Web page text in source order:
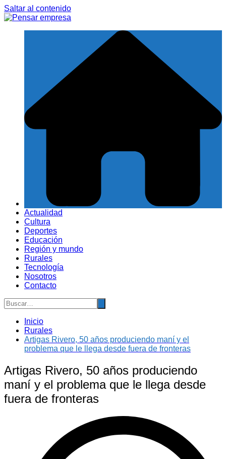
Saltar al contenido
Actualidad
Cultura
Deportes
Educación
Región y mundo
Rurales
Tecnología
Nosotros
Contacto
Inicio
Rurales
Artigas Rivero, 50 años produciendo maní y el
problema que le llega desde fuera de fronteras
Artigas Rivero, 50 años produciendo
maní y el problema que le llega desde
fuera de fronteras